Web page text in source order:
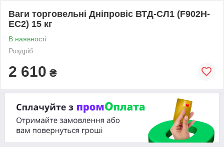
Ваги торговельні Дніпровіс ВТД-СЛ1 (F902H-
EC2) 15 кг
В наявності
Роздріб
2 610 ₴